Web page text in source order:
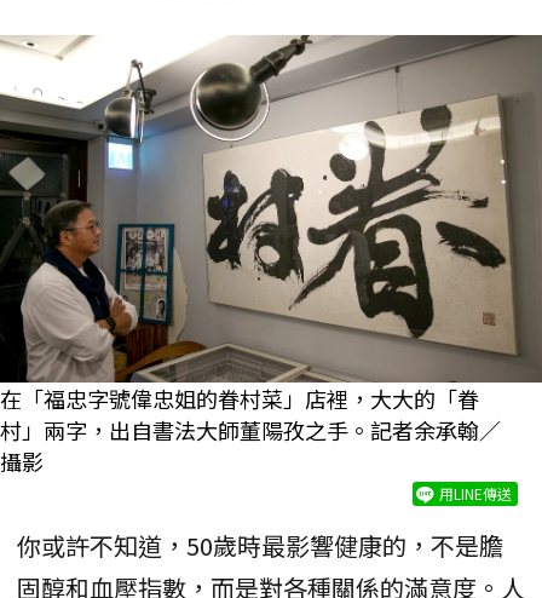
在「福忠字號偉忠姐的眷村菜」店裡，大大的「眷
村」兩字，出自書法大師董陽孜之手。記者余承翰／
攝影
用LINE傳送
你或許不知道，50歲時最影響健康的，不是膽
固醇和血壓指數，而是對各種關係的滿意度。人